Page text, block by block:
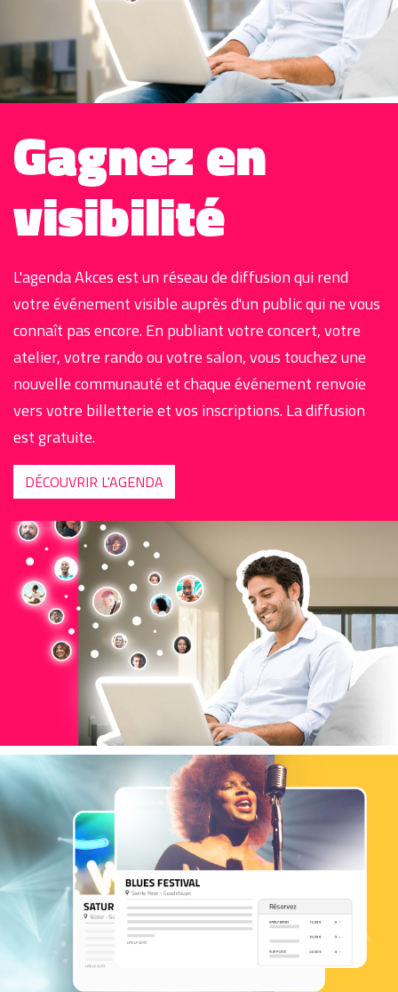
Gagnez en
visibilité
L'agenda Akces est un réseau de diffusion qui rend
votre événement visible auprès d'un public qui ne vous
connaît pas encore. En publiant votre concert, votre
atelier, votre rando ou votre salon, vous touchez une
nouvelle communauté et chaque événement renvoie
vers votre billetterie et vos inscriptions. La diffusion
est gratuite.
DÉCOUVRIR L'AGENDA